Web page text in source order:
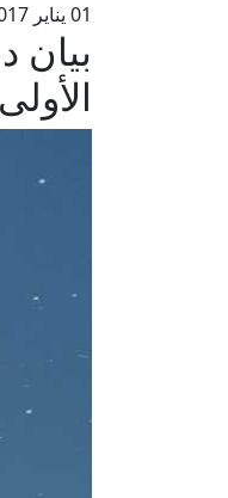
01 يناير 2017 م
بيان
الأولى